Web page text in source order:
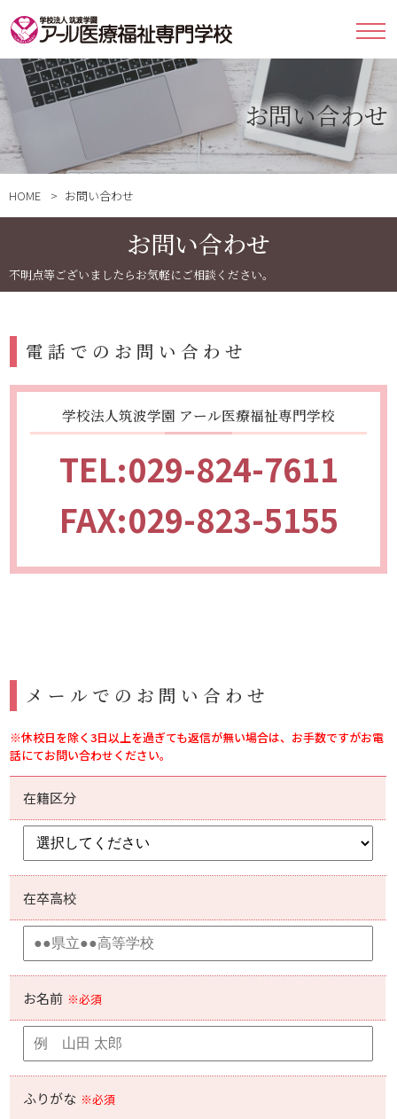
お問い合わせ
HOME お問い合わせ
お問い合わせ
不明点等ございましたらお気軽にご相談ください。
電話でのお問い合わせ
学校法人筑波学園 アール医療福祉専門学校
TEL:029-824-7611
FAX:029-823-5155
メールでのお問い合わせ
※休校日を除く3日以上を過ぎても返信が無い場合は、お手数ですがお電
話にてお問い合わせください。
在籍区分
在卒高校
お名前 ※必須
ふりがな ※必須